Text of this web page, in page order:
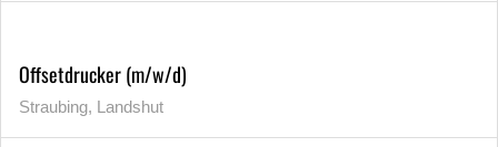
Offsetdrucker (m/w/d)
Straubing, Landshut